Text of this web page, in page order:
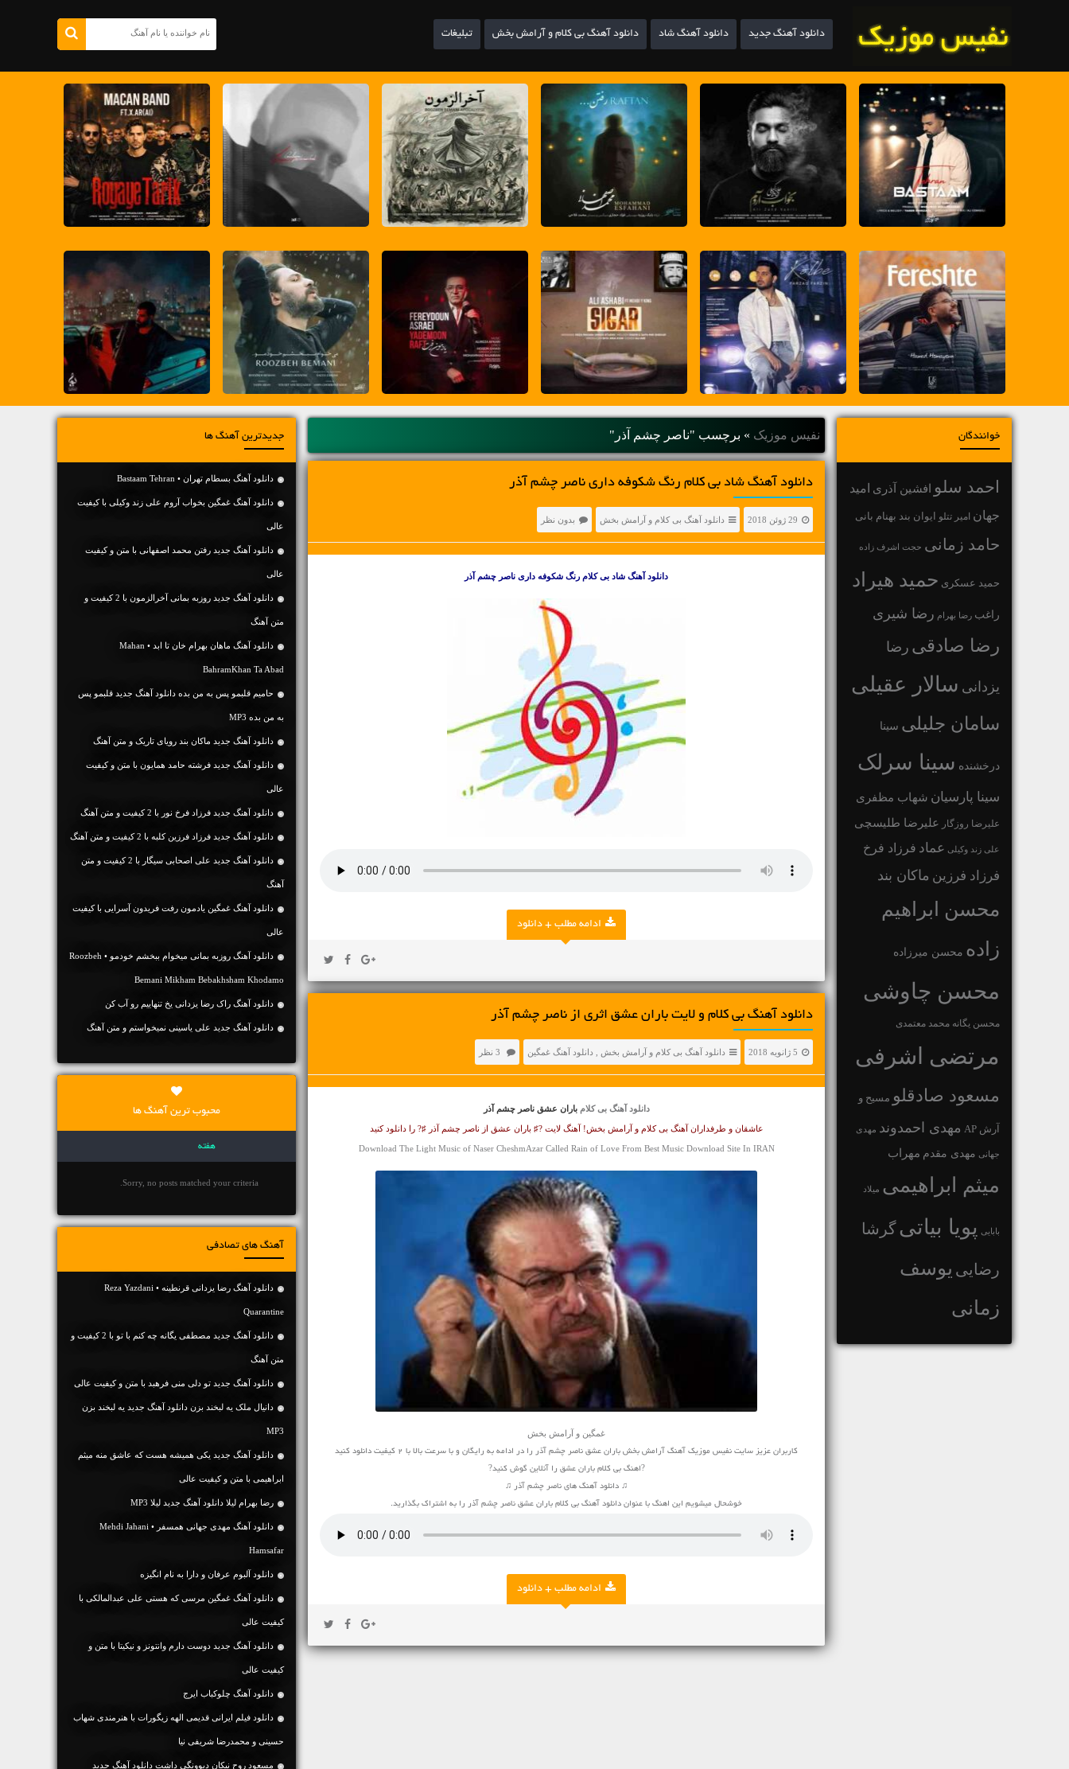
دانلود آهنگ جدید دانلود آهنگ شاد دانلود آهنگ بی کلام و آرامش بخش تبلیغات
خوانندگان
احمد سلو افشین آذری امید
جهان امیر تتلو ایوان بند بهنام بانی
حامد زمانی حجت اشرف زاده
حمید عسکری حمید هیراد
راغب رضا بهرام رضا شیری
رضا صادقی رضا
یزدانی سالار عقیلی
سامان جلیلی سینا
درخشنده سینا سرلک
سینا پارسیان شهاب مظفری
علیرضا روزگار علیرضا طلیسچی
علی زند وکیلی عماد فرزاد فرخ
فرزاد فرزین ماکان بند
محسن ابراهیم
زاده محسن میرزاده
محسن چاوشی
محسن یگانه محمد معتمدی
مرتضی اشرفی
مسعود صادقلو مسیح و
آرش AP مهدی احمدوند مهدی
جهانی مهدی مقدم مهراب
میثم ابراهیمی میلاد
بابایی پویا بیاتیگرشا
رضایی یوسف
زمانی
نفیس موزیک » برچسب "ناصر چشم آذر"
دانلود آهنگ شاد بی کلام رنگ شکوفه داری ناصر چشم آذر
29 ژوئن 2018 دانلود آهنگ بی کلام و آرامش بخش بدون نظر
دانلود آهنگ شاد بی کلام رنگ شکوفه داری ناصر چشم آذر
ادامه مطلب + دانلود
دانلود آهنگ بی کلام و لایت باران عشق اثری از ناصر چشم آذر
5 ژانویه 2018 دانلود آهنگ بی کلام و آرامش بخش دانلود آهنگ غمگین
دانلود آهنگ بی کلام باران عشق ناصر چشم آذر
عاشقان و طرفداران آهنگ بی کلام و آرامش بخش! آهنگ لایت ?♯ باران عشق از ناصر چشم آذر ♯? را دانلود کنید
Download The Light Music of Naser CheshmAzar Called Rain of Love From Best Music Download Site In IRAN
غمگین و آرامش بخش
کاربران عزیز سایت نفیس موزیک آهنگ آرامش بخش باران عشق ناصر چشم آذر را در ادامه به رایگان و با سرعت بالا با 2 کیفیت دانلود کنید
?اهنگ بی کلام باران عشق را آنلاین گوش کنید?
♫ دانلود آهنگ های ناصر چشم آذر ♫
خوشحال میشویم این اهنگ با عنوان دانلود آهنگ بی کلام باران عشق ناصر چشم آذر را به اشتراک بگذارید.
ادامه مطلب + دانلود
جدیدترین آهنگ ها
دانلود آهنگ بسطام تهران • Bastaam Tehran
دانلود آهنگ غمگین بخواب آروم علی زند وکیلی با کیفیت
عالی
دانلود آهنگ جديد رفتن محمد اصفهانی با متن و کیفیت
عالی
دانلود آهنگ جديد روزبه بمانی آخرالزمون با 2 کیفیت و
متن آهنگ
دانلود آهنگ ماهان بهرام خان تا ابد • Mahan
BahramKhan Ta Abad
حامیم قلبمو پس به من بده دانلود آهنگ جدید قلبمو پس
به من بده MP3
دانلود آهنگ جديد ماکان بند رویای تاریک و متن آهنگ
دانلود آهنگ جديد فرشته حامد همایون با متن و کیفیت
عالی
دانلود آهنگ جديد فرزاد فرخ نور با 2 کیفیت و متن آهنگ
دانلود آهنگ جديد فرزاد فرزین کلبه با 2 کیفیت و متن آهنگ
دانلود آهنگ جديد علی اصحابی سیگار با 2 کیفیت و متن
آهنگ
دانلود آهنگ غمگین یادمون رفت فریدون آسرایی با کیفیت
عالی
دانلود آهنگ روزبه بمانی میخوام ببخشم خودمو • Roozbeh
Bemani Mikham Bebakhsham Khodamo
دانلود آهنگ راک رضا یزدانی یخ تنهاییم رو آب کن
دانلود آهنگ جديد علی یاسینی نمیخواستم و متن آهنگ
محبوب ترین آهنگ ها
هفته
Sorry, no posts matched your criteria.
آهنگ های تصادفی
دانلود آهنگ رضا یزدانی قرنطینه • Reza Yazdani
Quarantine
دانلود آهنگ جديد مصطفی یگانه چه کنم با تو با 2 کیفیت و
متن آهنگ
دانلود آهنگ جديد تو دلی منی فرهبد با متن و کیفیت عالی
دانیال ملک یه لبخند بزن دانلود آهنگ جدید یه لبخند بزن
MP3
دانلود آهنگ جديد یکی همیشه هست که عاشق منه میثم
ابراهیمی با متن و کیفیت عالی
رضا بهرام لیلا دانلود آهنگ جدید لیلا MP3
دانلود آهنگ مهدی جهانی همسفر • Mehdi Jahani
Hamsafar
دانلود آلبوم عرفان و دارا به نام انگیزه
دانلود آهنگ غمگین مرسی که هستی علی عبدالمالکی با
کیفیت عالی
دانلود آهنگ جديد دوست دارم وانتونز و نیکیتا با متن و
کیفیت عالی
دانلود آهنگ چلوکباب ایرج
دانلود فیلم ایرانی قدیمی الهه زیگورات با هنرمندی شهاب
حسینی و محمد‌رضا شریفی نیا
مسعود روح نیکان دیوونگی داشت دانلود آهنگ جدید